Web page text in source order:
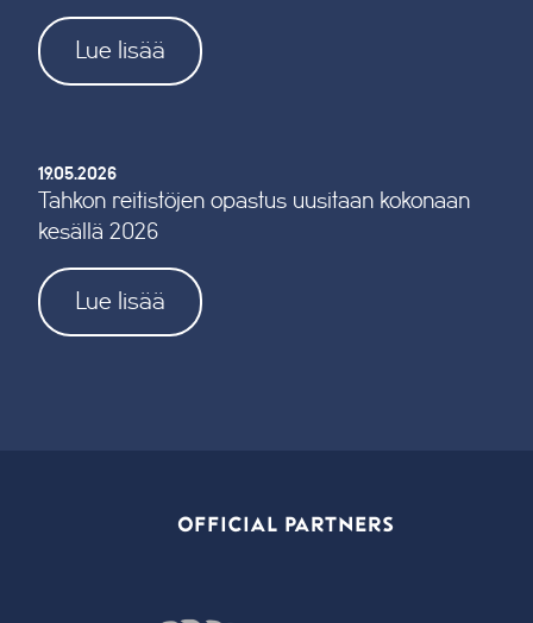
Lue lisää
19.05.2026
Tahkon reitistöjen opastus uusitaan kokonaan
kesällä 2026
Lue lisää
OFFICIAL PARTNERS